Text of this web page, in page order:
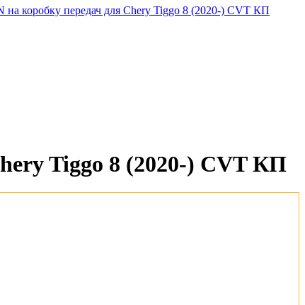
Tiggo 8 (2020-) CVT КП